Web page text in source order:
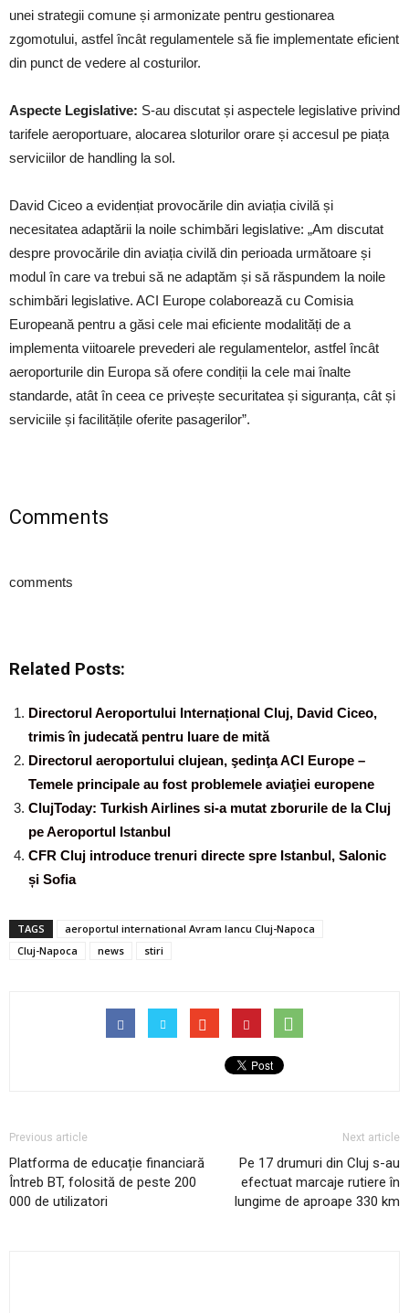
unei strategii comune și armonizate pentru gestionarea
zgomotului, astfel încât regulamentele să fie implementate eficient
din punct de vedere al costurilor.
Aspecte Legislative: S-au discutat și aspectele legislative privind
tarifele aeroportuare, alocarea sloturilor orare și accesul pe piața
serviciilor de handling la sol.
David Ciceo a evidențiat provocările din aviația civilă și
necesitatea adaptării la noile schimbări legislative: „Am discutat
despre provocările din aviația civilă din perioada următoare și
modul în care va trebui să ne adaptăm și să răspundem la noile
schimbări legislative. ACI Europe colaborează cu Comisia
Europeană pentru a găsi cele mai eficiente modalități de a
implementa viitoarele prevederi ale regulamentelor, astfel încât
aeroporturile din Europa să ofere condiții la cele mai înalte
standarde, atât în ceea ce privește securitatea și siguranța, cât și
serviciile și facilitățile oferite pasagerilor”.
Comments
comments
Related Posts:
Directorul Aeroportului Internațional Cluj, David Ciceo,
trimis în judecată pentru luare de mită
Directorul aeroportului clujean, şedinţa ACI Europe –
Temele principale au fost problemele aviaţiei europene
ClujToday: Turkish Airlines si-a mutat zborurile de la Cluj
pe Aeroportul Istanbul
CFR Cluj introduce trenuri directe spre Istanbul, Salonic
și Sofia
TAGS
aeroportul international Avram Iancu Cluj-Napoca
Cluj-Napoca
news stiri
Previous article
Platforma de educație financiară
Întreb BT, folosită de peste 200
000 de utilizatori
Next article
Pe 17 drumuri din Cluj s-au
efectuat marcaje rutiere în
lungime de aproape 330 km